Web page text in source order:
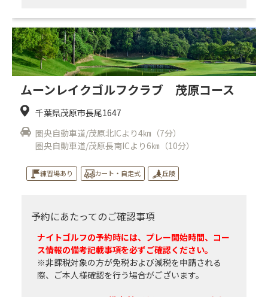
ムーンレイクゴルフクラブ 茂原コース
千葉県茂原市長尾1647
圏央自動車道/茂原北ICより4㎞（7分）
圏央自動車道/茂原長南ICより6㎞（10分）
練習場あり カート・自走式 丘陵
予約にあたってのご確認事項
ナイトゴルフの予約時には、プレー開始時間、コー
ス情報の備考記載事項を必ずご確認ください。
※非課税対象の方が免税および減税を申請される
際、ご本人様確認を行う場合がございます。